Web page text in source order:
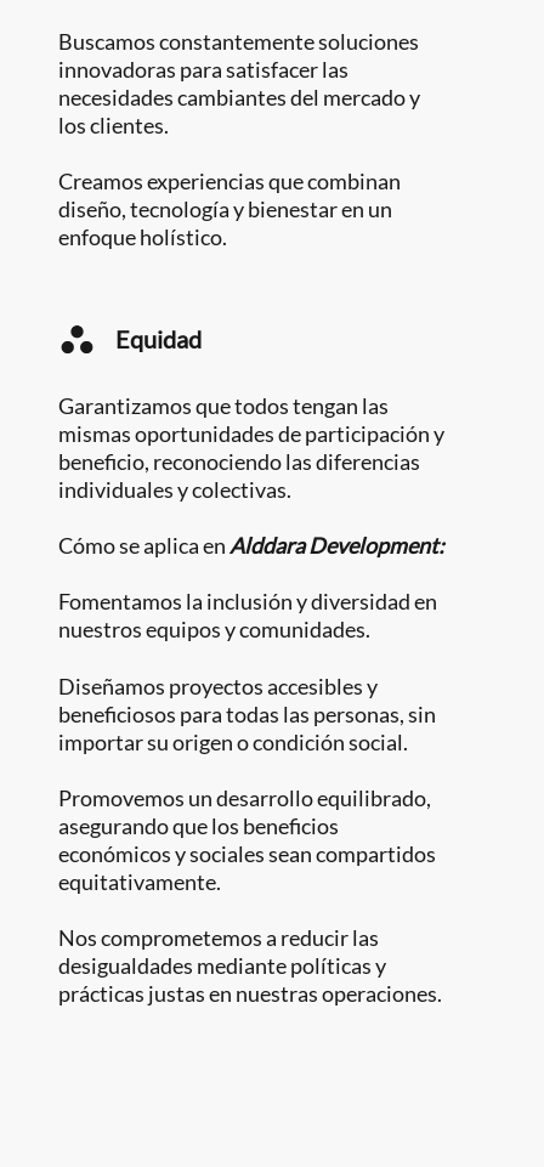
Buscamos constantemente soluciones
innovadoras para satisfacer las
necesidades cambiantes del mercado y
los clientes.
Creamos experiencias que combinan
diseño, tecnología y bienestar en un
enfoque holístico.
Equidad
Garantizamos que todos tengan las
mismas oportunidades de participación y
beneficio, reconociendo las diferencias
individuales y colectivas.
Cómo se aplica enAlddara Development:
Fomentamos la inclusión y diversidad en
nuestros equipos y comunidades.
Diseñamos proyectos accesibles y
beneficiosos para todas las personas, sin
importar su origen o condición social.
Promovemos un desarrollo equilibrado,
asegurando que los beneficios
económicos y sociales sean compartidos
equitativamente.
Nos comprometemos a reducir las
desigualdades mediante políticas y
prácticas justas en nuestras operaciones.